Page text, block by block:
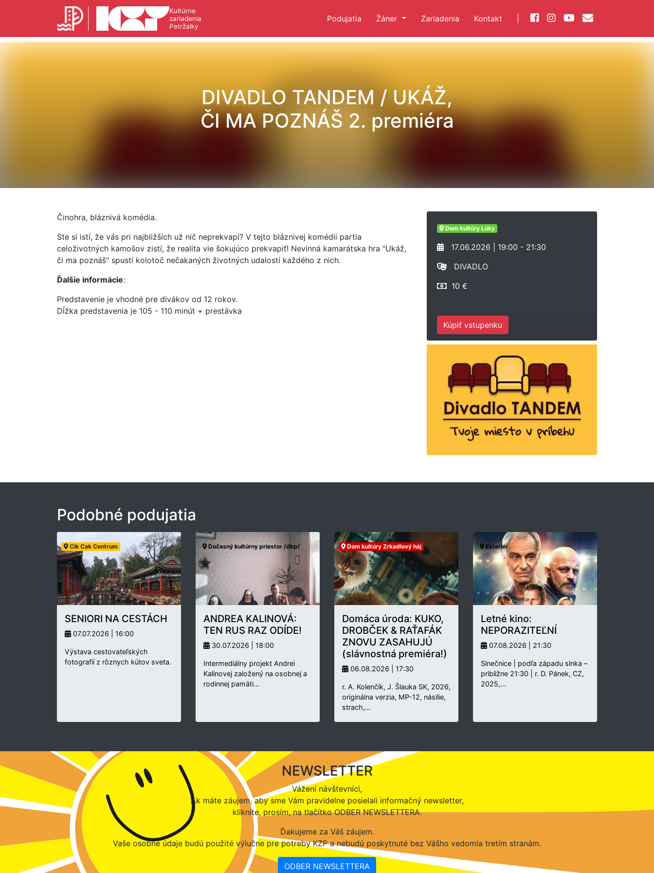
Kultúrne
zariadenia
Petržalky
Podujatia Žáner Zariadenia Kontakt
DIVADLO TANDEM / UKÁŽ,
ČI MA POZNÁŠ 2. premiéra
Činohra, bláznivá komédia.
Ste si istí, že vás pri najbližších už nič neprekvapí? V tejto bláznivej komédii partia
celoživotných kamošov zistí, že realita vie šokujúco prekvapiť! Nevinná kamarátska hra "Ukáž,
či ma poznáš" spustí kolotoč nečakaných životných udalostí každého z nich.
Ďalšie informácie:
Predstavenie je vhodné pre divákov od 12 rokov.
Dĺžka predstavenia je 105 - 110 minút + prestávka
Dom kultúry Lúky
17.06.2026 | 19:00 - 21:30
DIVADLO
10 €
Kúpiť vstupenku
Podobné podujatia
Cik Cak Centrum
SENIORI NA CESTÁCH
07.07.2026 | 16:00
Výstava cestovateľských
fotografií z rôznych kútov sveta.
Dočasný kultúrny priestor /dkp/
ANDREA KALINOVÁ:
TEN RUS RAZ ODÍDE!
30.07.2026 | 18:00
Intermediálny projekt Andrei
Kalinovej založený na osobnej a
rodinnej pamäti…
Dom kultúry Zrkadlový háj
Domáca úroda: KUKO,
DROBČEK & RAŤAFÁK
ZNOVU ZASAHUJÚ
(slávnostná premiéra!)
06.08.2026 | 17:30
r. A. Kolenčík, J. Šlauka SK, 2026,
originálna verzia, MP-12, násilie,
strach,…
Exteriér
Letné kino:
NEPORAZITEĽNÍ
07.08.2026 | 21:30
Slnečnice | podľa západu slnka –
približne 21:30 | r. D. Pánek, CZ,
2025,…
NEWSLETTER
Vážení návštevníci,
Ak máte záujem, aby sme Vám pravidelne posielali informačný newsletter,
kliknite, prosím, na tlačítko ODBER NEWSLETTERA.
Ďakujeme za Váš záujem.
Vaše osobné údaje budú použité výlučne pre potreby KZP a nebudú poskytnuté bez Vášho vedomia tretím stranám.
ODBER NEWSLETTERA